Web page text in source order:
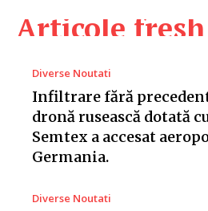
Articole fresh
Diverse Noutati
Infiltrare fără
dronă rusească dotată
Semtex a accesat
Germania.
Diverse Noutati